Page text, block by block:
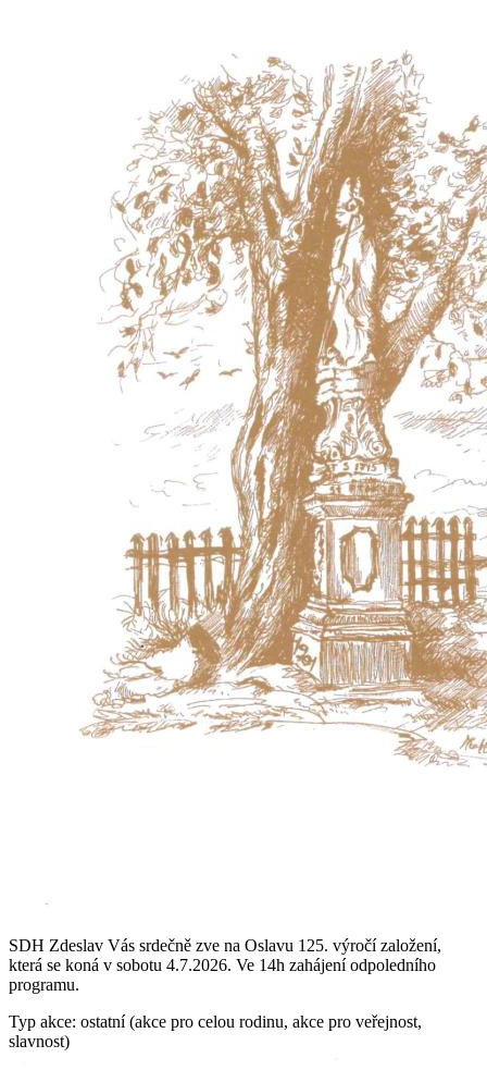
SDH Zdeslav Vás srdečně zve na Oslavu 125. výročí založení,
která se koná v sobotu 4.7.2026. Ve 14h zahájení odpoledního
programu.
Typ akce: ostatní (akce pro celou rodinu, akce pro veřejnost,
slavnost)